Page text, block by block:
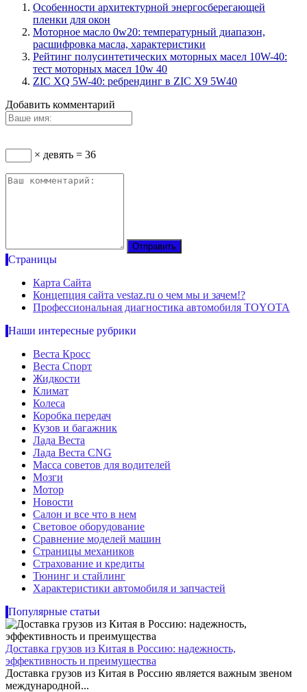
Особенности архитектурной энергосберегающей
пленки для окон
Моторное масло 0w20: температурный диапазон,
расшифровка масла, характеристики
Рейтинг полусинтетических моторных масел 10W-40:
тест моторных масел 10w 40
ZIC XQ 5W-40: ребрендинг в ZIC X9 5W40
Добавить комментарий
× девять = 36
Страницы
Карта Сайта
Концепция сайта vestaz.ru о чем мы и зачем!?
Профессиональная диагностика автомобиля TOYOTA
Наши интересные рубрики
Веста Кросс
Веста Спорт
Жидкости
Климат
Колеса
Коробка передач
Кузов и багажник
Лада Веста
Лада Веста CNG
Масса советов для водителей
Мозги
Мотор
Новости
Салон и все что в нем
Световое оборудование
Сравнение моделей машин
Страницы механиков
Страхование и кредиты
Тюнинг и стайлинг
Характеристики автомобиля и запчастей
Популярные статьи
Доставка грузов из Китая в Россию: надежность,
эффективность и преимущества
Доставка грузов из Китая в Россию является важным звеном
международной...